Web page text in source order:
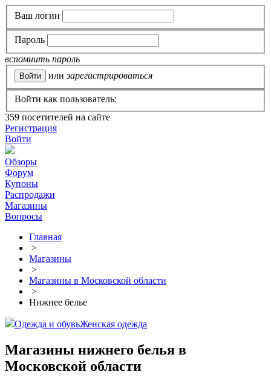
Ваш логин
Пароль
вспомнить пароль
или зарегистрироваться
Войти как пользователь:
359 посетителей на сайте
Регистрация
Войти
Обзоры
Форум
Купоны
Распродажи
Магазины
Вопросы
Главная
>
Магазины
>
Магазины в Московской области
>
Нижнее белье
Одежда и обувьЖенская одежда
Магазины нижнего белья в
Московской области